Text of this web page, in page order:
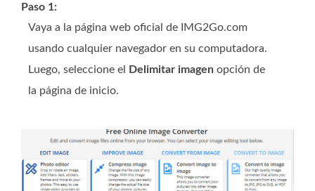
Paso 1:
Vaya a la página web oficial de IMG2Go.com
usando cualquier navegador en su computadora.
Luego, seleccione el
Delimitar imagen opción de
la página de inicio.